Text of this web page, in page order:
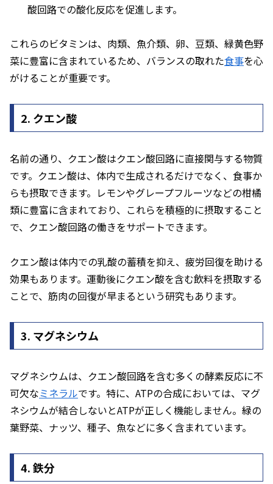
酸回路での酸化反応を促進します。
これらのビタミンは、肉類、魚介類、卵、豆類、緑黄色野
菜に豊富に含まれているため、バランスの取れた食事を心
がけることが重要です。
2. クエン酸
名前の通り、クエン酸はクエン酸回路に直接関与する物質
です。クエン酸は、体内で生成されるだけでなく、食事か
らも摂取できます。レモンやグレープフルーツなどの柑橘
類に豊富に含まれており、これらを積極的に摂取すること
で、クエン酸回路の働きをサポートできます。
クエン酸は体内での乳酸の蓄積を抑え、疲労回復を助ける
効果もあります。運動後にクエン酸を含む飲料を摂取する
ことで、筋肉の回復が早まるという研究もあります。
3. マグネシウム
マグネシウムは、クエン酸回路を含む多くの酵素反応に不
可欠なミネラルです。特に、ATPの合成においては、マグ
ネシウムが結合しないとATPが正しく機能しません。緑の
葉野菜、ナッツ、種子、魚などに多く含まれています。
4. 鉄分